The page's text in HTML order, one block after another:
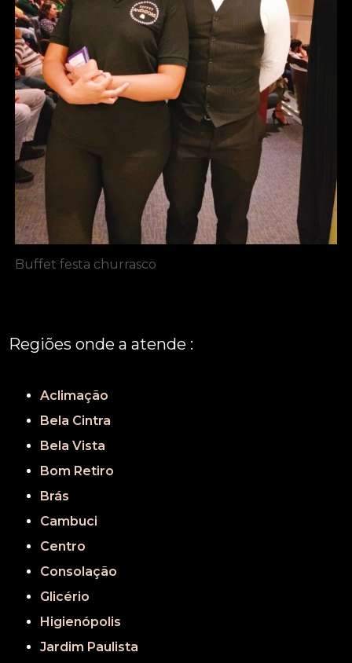
Buffet festa churrasco
Regiões onde a atende :
Aclimação
Bela Cintra
Bela Vista
Bom Retiro
Brás
Cambuci
Centro
Consolação
Glicério
Higienópolis
Jardim Paulista